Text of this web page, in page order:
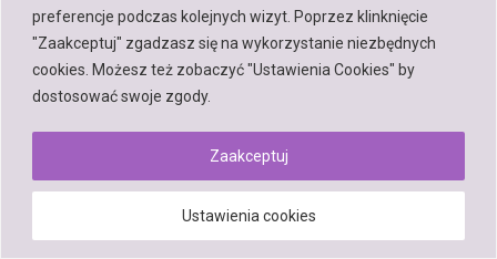
preferencje podczas kolejnych wizyt. Poprzez klinknięcie
"Zaakceptuj" zgadzasz się na wykorzystanie niezbędnych
cookies. Możesz też zobaczyć "Ustawienia Cookies" by
dostosować swoje zgody.
Ustawienia cookies
Zaakceptuj